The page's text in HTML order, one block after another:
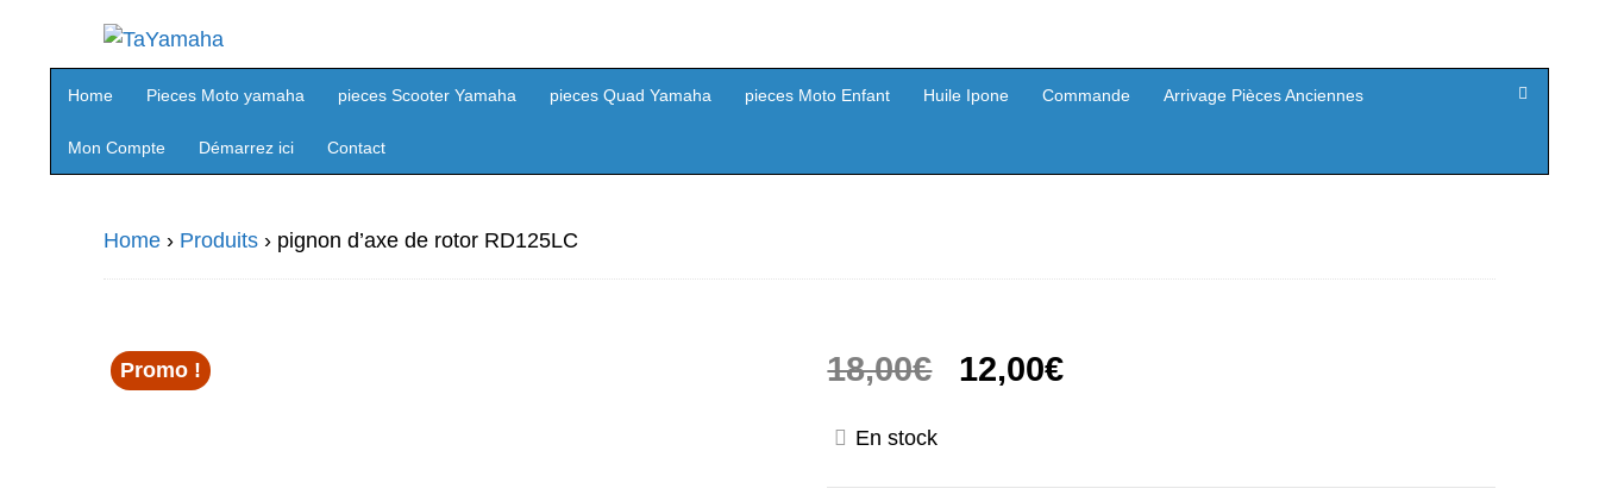
Home Pieces Moto yamaha pieces Scooter Yamaha pieces Quad Yamaha pieces Moto Enfant Huile Ipone Commande Arrivage Pièces Anciennes
Mon Compte Démarrez ici Contact
Home › Produits › pignon d’axe de rotor RD125LC
Promo ! 18,00€
Le
12,00€Le
En stock